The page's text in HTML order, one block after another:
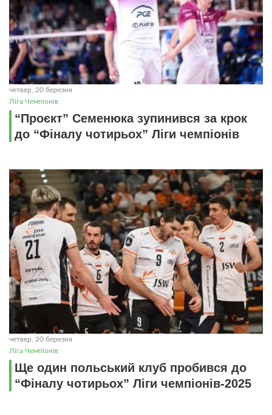
четвер, 20 березня
Ліга Чемпіонів
“Проєкт” Семенюка зупинився за крок
до “Фіналу чотирьох” Ліги чемпіонів
четвер, 20 березня
Ліга Чемпіонів
Ще один польський клуб пробився до
“Фіналу чотирьох” Ліги чемпіонів-2025